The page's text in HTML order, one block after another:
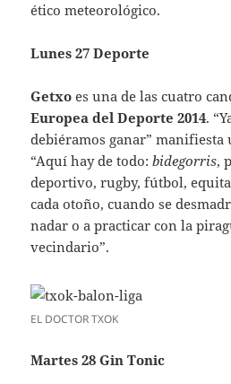
ético meteorológico.
Lunes 27 Deporte
Getxo es una de las cuatro
Europea del Deporte 2014.
debiéramos ganar”
“Aquí hay de todo:bidegorris,
deportivo, rugby, fútbol,
cada otoño, cuando se
nadar o a practicar con la
vecindario”.
EL DOCTOR TXOK
Martes 28 Gin Tonic